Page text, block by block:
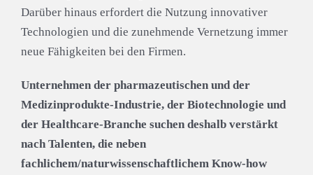
Darüber hinaus erfordert die Nutzung innovativer
Technologien und die zunehmende Vernetzung immer
neue Fähigkeiten bei den Firmen.
Unternehmen der pharmazeutischen und der
Medizinprodukte-Industrie, der Biotechnologie und
der Healthcare-Branche suchen deshalb verstärkt
nach Talenten, die neben
fachlichem/naturwissenschaftlichem Know-how